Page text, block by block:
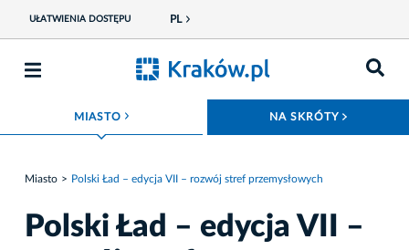
UŁATWIENIA DOSTĘPU PL
MIASTO ROZWIŃ MENU NA SKRÓTY
Miasto Polski Ład – edycja VII – rozwój stref przemysłowych
Polski Ład – edycja VII –